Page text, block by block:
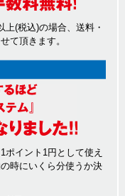
上(税込)の場合、送料・
て頂きます。
ポイント1円として使え
時にいくら分使うか決